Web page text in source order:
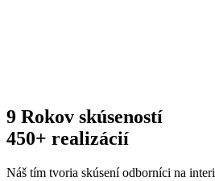
9 Rokov skúseností
450+ realizácií
Náš tím tvoria skúsení odborníci na